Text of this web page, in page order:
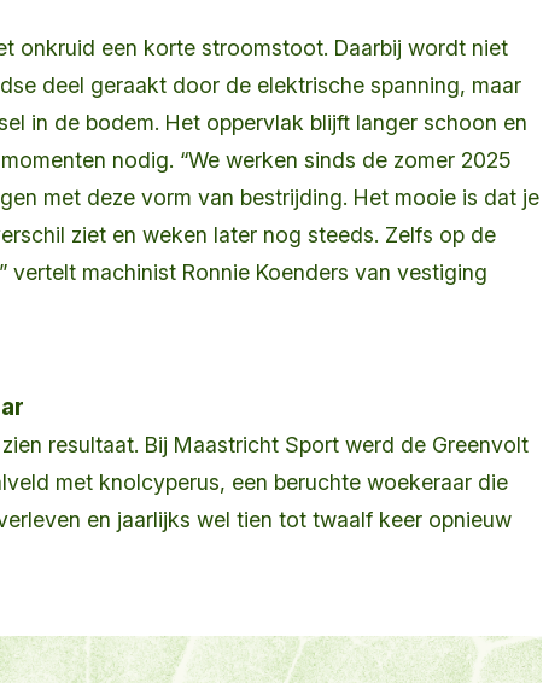
onkruid een korte stroomstoot. Daarbij wordt niet
deel geraakt door de elektrische spanning, maar
in de bodem. Het oppervlak blijft langer schoon en
nodig. “We werken sinds de zomer 2025
met deze vorm van bestrijding. Het mooie is dat je
ziet en weken later nog steeds. Zelfs op de
vertelt machinist Ronnie Koenders van vestiging
resultaat. Bij Maastricht Sport werd de Greenvolt
met knolcyperus, een beruchte woekeraar die
en jaarlijks wel tien tot twaalf keer opnieuw